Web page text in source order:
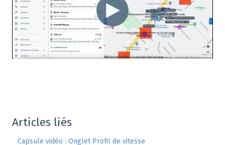
Articles liés
Capsule vidéo : Onglet Profil de vitesse